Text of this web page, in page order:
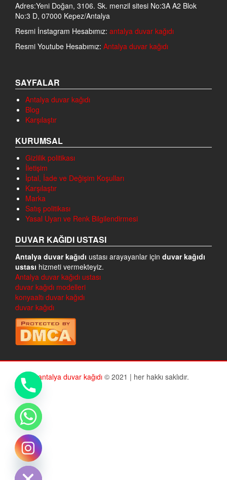
Adres:Yeni Doğan, 3106. Sk. menzil sitesi No:3A A2 Blok
No:3 D, 07000 Kepez/Antalya
Resmi İnstagram Hesabımız: antalya duvar kağıdı
Resmi Youtube Hesabımız: Antalya duvar kağıdı
SAYFALAR
Antalya duvar kağıdı
Blog
Karşılaştır
KURUMSAL
Gizlilik politikası
İletişim
İptal, İade ve Değişim Koşulları
Karşılaştır
Marka
Satış politikası
Yasal Uyarı ve Renk Bilgilendirmesi
DUVAR KAĞIDI USTASI
Antalya duvar kağıdı ustası arayayanlar için duvar kağıdı
ustası hizmeti vermekteyiz.
Antalya duvar kağıdı ustası
duvar kağıdı modelleri
konyaaltı duvar kağıdı
duvar kağıdı
antalya duvar kağıdı © 2021 | her hakkı saklıdır.
Hide
chaty